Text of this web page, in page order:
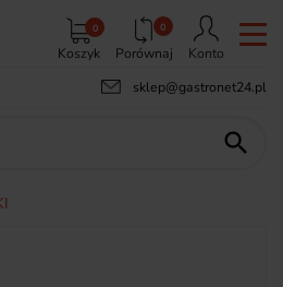
Koszyk
0 0
Porównaj
Konto
sklep@gastronet24.pl
